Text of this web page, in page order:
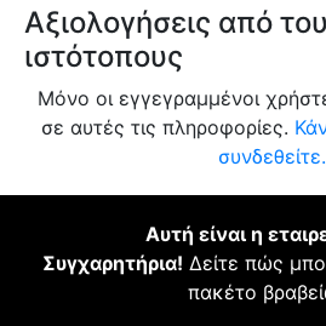
Αξιολογήσεις από
ιστότοπους
Μόνο οι εγγεγραμμένοι
σε αυτές τις πληροφορίες.
συνδεθείτε.
Αυτή είναι η
Συγχαρητήρια! Δείτε πώς
πακέτο